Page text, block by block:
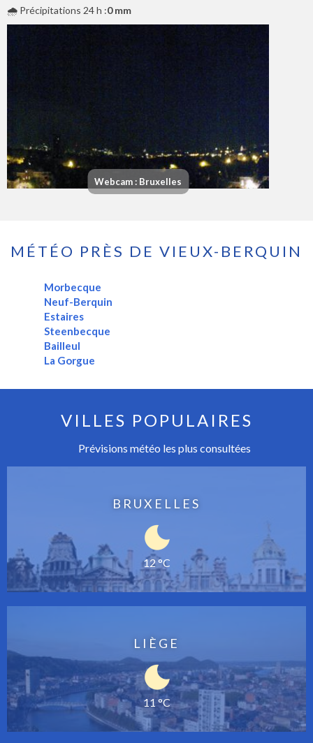
🌧️ Précipitations 24 h :0 mm
Webcam : Bruxelles
MÉTÉO PRÈS DE VIEUX-BERQUIN
Morbecque
Neuf-Berquin
Estaires
Steenbecque
Bailleul
La Gorgue
VILLES POPULAIRES
Prévisions météo les plus consultées
BRUXELLES
12 °C
LIÈGE
11 °C